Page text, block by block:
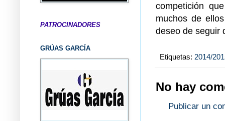
competición
muchos de
deseo de seguir
Etiquetas: 2014/
No hay
Publicar un
PATROCINADORES
GRÚAS GARCÍA